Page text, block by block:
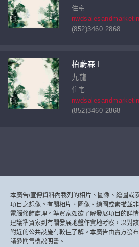
住宅
(852)3460 2868
柏蔚森 I
九龍
住宅
(852)3460 2868
本廣告/宣傳資料內載列的相片、圖像、繪圖或
項目之想像。有關相片、圖像、繪圖或素描並
電腦修飾處理。準買家如欲了解發展項目的詳
建議準買家到有關發展地盤作實地考察，以對
附近的公共設施有較佳了解。本廣告由賣方發
請參閱售樓說明書。